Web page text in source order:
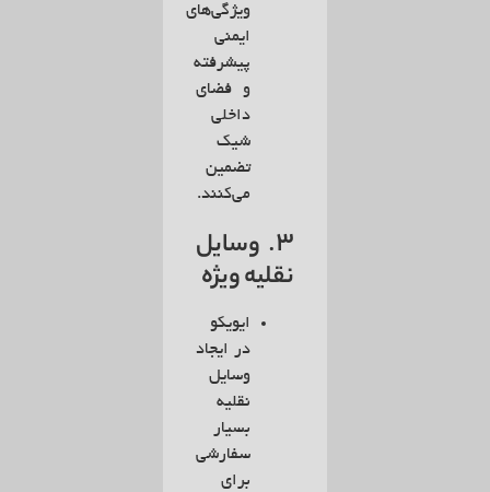
ویژگی‌های
ایمنی
پیشرفته
و فضای
داخلی
شیک
تضمین
می‌کنند.
3. وسایل
نقلیه ویژه
ایویکو
در ایجاد
وسایل
نقلیه
بسیار
سفارشی
برای